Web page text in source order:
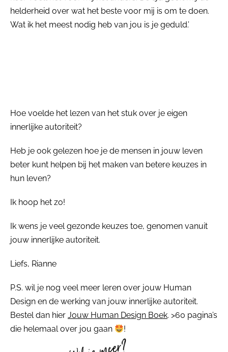
helderheid over wat het beste voor mij is om te doen.
Wat ik het meest nodig heb van jou is je geduld.’
Hoe voelde het lezen van het stuk over je eigen
innerlijke autoriteit?
Heb je ook gelezen hoe je de mensen in jouw leven
beter kunt helpen bij het maken van betere keuzes in
hun leven?
Ik hoop het zo!
Ik wens je veel gezonde keuzes toe, genomen vanuit
jouw innerlijke autoriteit.
Liefs, Rianne
P.S. wil je nog veel meer leren over jouw Human
Design en de werking van jouw innerlijke autoriteit.
Bestel dan hier Jouw Human Design Boek. >60 pagina’s
die helemaal over jou gaan
!